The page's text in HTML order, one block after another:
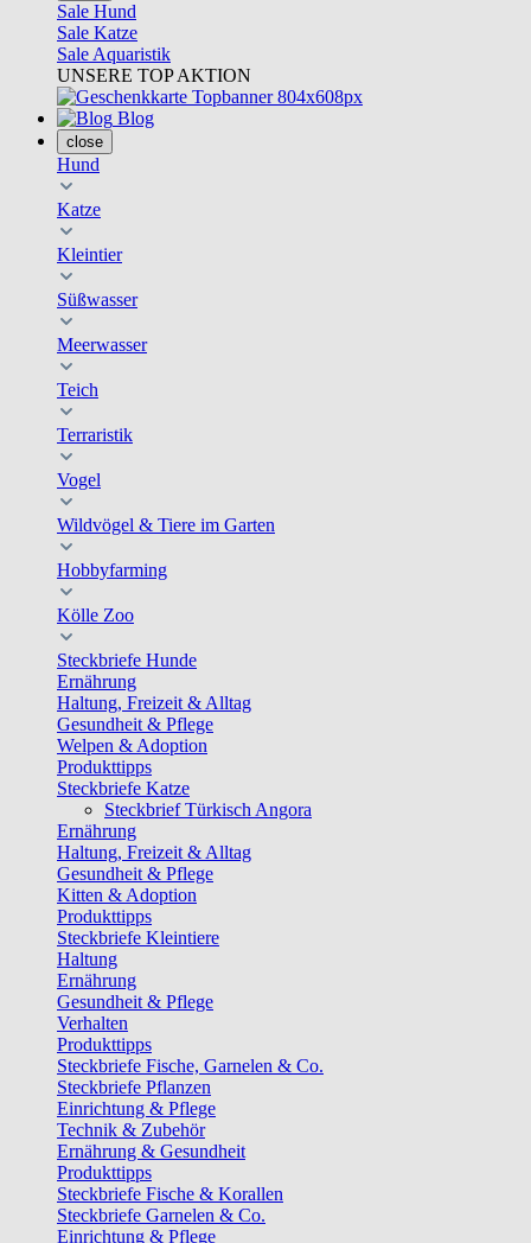
Sale Hund
Sale Katze
Sale Aquaristik
UNSERE TOP AKTION
Blog
close
Hund
Katze
Kleintier
Süßwasser
Meerwasser
Teich
Terraristik
Vogel
Wildvögel & Tiere im Garten
Hobbyfarming
Kölle Zoo
Steckbriefe Hunde
Ernährung
Haltung, Freizeit & Alltag
Gesundheit & Pflege
Welpen & Adoption
Produkttipps
Steckbriefe Katze
Steckbrief Türkisch Angora
Ernährung
Haltung, Freizeit & Alltag
Gesundheit & Pflege
Kitten & Adoption
Produkttipps
Steckbriefe Kleintiere
Haltung
Ernährung
Gesundheit & Pflege
Verhalten
Produkttipps
Steckbriefe Fische, Garnelen & Co.
Steckbriefe Pflanzen
Einrichtung & Pflege
Technik & Zubehör
Ernährung & Gesundheit
Produkttipps
Steckbriefe Fische & Korallen
Steckbriefe Garnelen & Co.
Einrichtung & Pflege